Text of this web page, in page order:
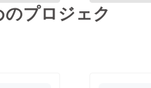
プロジェク